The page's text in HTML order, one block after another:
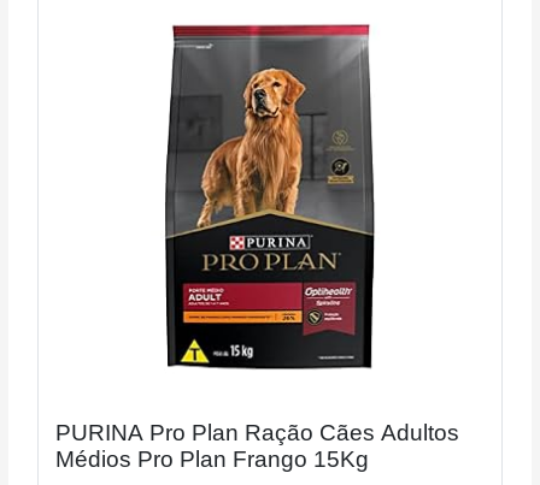
PURINA Pro Plan Ração Cães Adultos
Médios Pro Plan Frango 15Kg